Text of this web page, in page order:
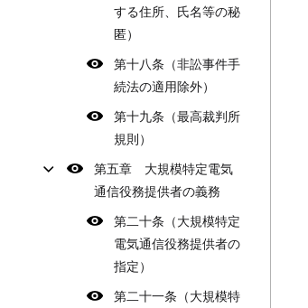
する住所、氏名等の秘
匿）
第十八条（非訟事件手
続法の適用除外）
第十九条（最高裁判所
規則）
第五章 大規模特定電気
通信役務提供者の義務
第二十条（大規模特定
電気通信役務提供者の
指定）
第二十一条（大規模特